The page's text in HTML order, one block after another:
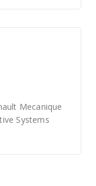
Mecanique
Systems